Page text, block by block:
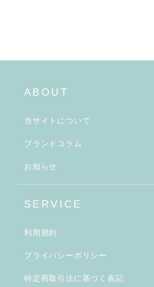
ABOUT
当サイトについて
ブランドコラム
お知らせ
SERVICE
利用規約
プライバシーポリシー
特定商取引法に基づく表記